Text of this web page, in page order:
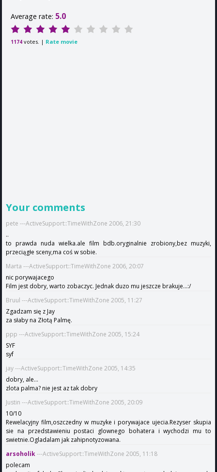
Average rate: 5.0
1174 votes. | Rate movie
Your comments
pete ---ActiveSupport::TimeWithZone 2006, 21:30
..
to prawda nuda wielka.ale film bdb.oryginalnie zrobiony,bez muzyki,
przeciągłe sceny,ma coś w sobie.
Marta ---ActiveSupport::TimeWithZone 2006, 20:07
nic porywajacego
Film jest dobry, warto zobaczyc. Jednak duzo mu jeszcze brakuje...:/
Bruul ---ActiveSupport::TimeWithZone 2005, 11:27
Zgadzam się z Jay
za słaby na Złotą Palmę.
ppp ---ActiveSupport::TimeWithZone 2005, 15:24
SYF
syf
jay ---ActiveSupport::TimeWithZone 2005, 14:35
dobry, ale...
zlota palma? nie jest az tak dobry
Justin ---ActiveSupport::TimeWithZone 2005, 20:09
10/10
Rewelacyjny film,oszczedny w muzyke i porywajace ujecia.Rezyser skupia
sie na przedstawieniu postaci glownego bohatera i wychodzi mu to
swietnie.Ogladalam jak zahipnotyzowana.
arsoholik---ActiveSupport::TimeWithZone 2005, 11:18
polecam